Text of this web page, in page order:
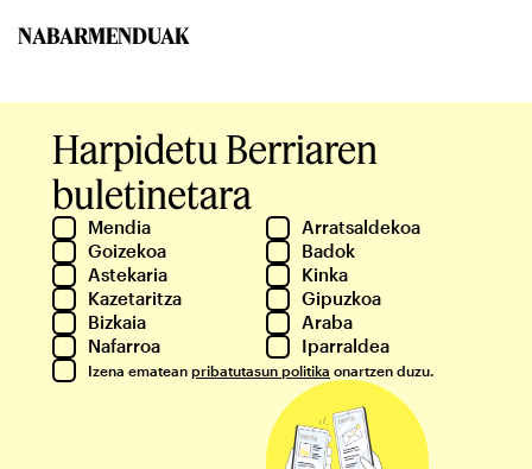
NABARMENDUAK
Harpidetu Berriaren
buletinetara
Mendia
Arratsaldekoa
Goizekoa
Badok
Astekaria
Kinka
Kazetaritza
Gipuzkoa
Bizkaia
Araba
Nafarroa
Iparraldea
Izena ematean pribatutasun politika onartzen duzu.